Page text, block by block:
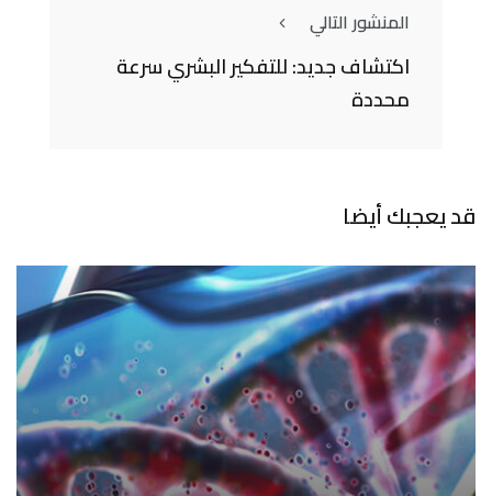
المنشور التالي
اكتشاف جديد: للتفكير البشري سرعة
محددة
قد يعجبك أيضا